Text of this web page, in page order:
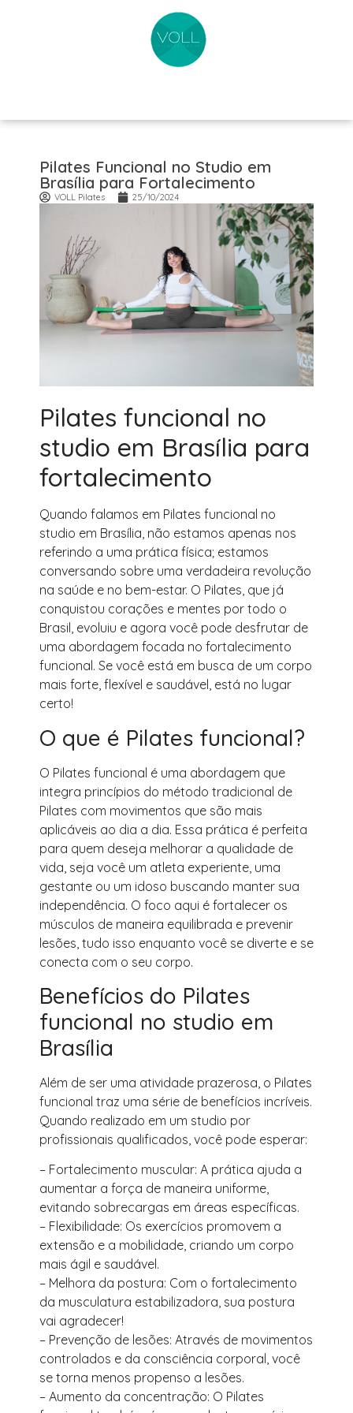
Pilates Funcional no Studio em
Brasília para Fortalecimento
VOLL Pilates 25/10/2024
Pilates funcional no
studio em Brasília para
fortalecimento
Quando falamos em Pilates funcional no
studio em Brasília, não estamos apenas nos
referindo a uma prática física; estamos
conversando sobre uma verdadeira revolução
na saúde e no bem-estar. O Pilates, que já
conquistou corações e mentes por todo o
Brasil, evoluiu e agora você pode desfrutar de
uma abordagem focada no fortalecimento
funcional. Se você está em busca de um corpo
mais forte, flexível e saudável, está no lugar
certo!
O que é Pilates funcional?
O Pilates funcional é uma abordagem que
integra princípios do método tradicional de
Pilates com movimentos que são mais
aplicáveis ao dia a dia. Essa prática é perfeita
para quem deseja melhorar a qualidade de
vida, seja você um atleta experiente, uma
gestante ou um idoso buscando manter sua
independência. O foco aqui é fortalecer os
músculos de maneira equilibrada e prevenir
lesões, tudo isso enquanto você se diverte e se
conecta com o seu corpo.
Benefícios do Pilates
funcional no studio em
Brasília
Além de ser uma atividade prazerosa, o Pilates
funcional traz uma série de benefícios incríveis.
Quando realizado em um studio por
profissionais qualificados, você pode esperar:
– Fortalecimento muscular: A prática ajuda a
aumentar a força de maneira uniforme,
evitando sobrecargas em áreas específicas.
– Flexibilidade: Os exercícios promovem a
extensão e a mobilidade, criando um corpo
mais ágil e saudável.
– Melhora da postura: Com o fortalecimento
da musculatura estabilizadora, sua postura
vai agradecer!
– Prevenção de lesões: Através de movimentos
controlados e da consciência corporal, você
se torna menos propenso a lesões.
– Aumento da concentração: O Pilates